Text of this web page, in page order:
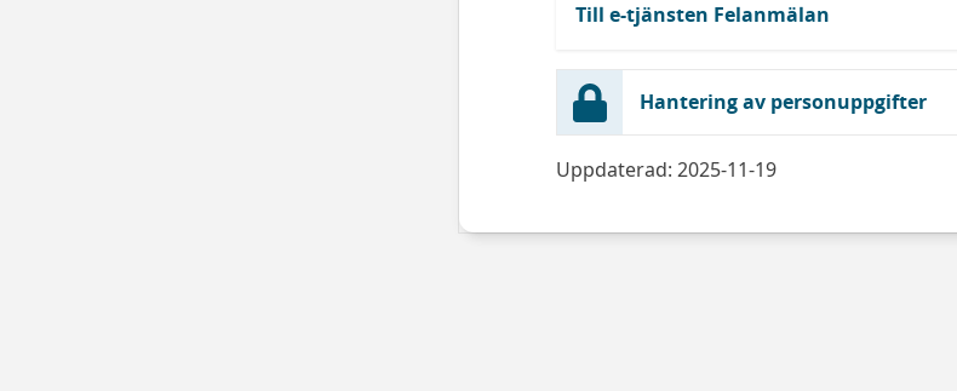
Till e-tjänsten Felanmälan
Hantering av personuppgifter
Uppdaterad: 2025-11-19